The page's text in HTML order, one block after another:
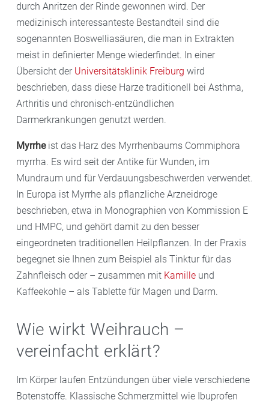
durch Anritzen der Rinde gewonnen wird. Der
medizinisch interessanteste Bestandteil sind die
sogenannten Boswelliasäuren, die man in Extrakten
meist in definierter Menge wiederfindet. In einer
Übersicht der Universitätsklinik Freiburg wird
beschrieben, dass diese Harze traditionell bei Asthma,
Arthritis und chronisch-entzündlichen
Darmerkrankungen genutzt werden.
Myrrheist das Harz des Myrrhenbaums Commiphora
myrrha. Es wird seit der Antike für Wunden, im
Mundraum und für Verdauungsbeschwerden verwendet.
In Europa ist Myrrhe als pflanzliche Arzneidroge
beschrieben, etwa in Monographien von Kommission E
und HMPC, und gehört damit zu den besser
eingeordneten traditionellen Heilpflanzen. In der Praxis
begegnet sie Ihnen zum Beispiel als Tinktur für das
Zahnfleisch oder – zusammen mit Kamille und
Kaffeekohle – als Tablette für Magen und Darm.
Wie wirkt Weihrauch –
vereinfacht erklärt?
Im Körper laufen Entzündungen über viele verschiedene
Botenstoffe. Klassische Schmerzmittel wie Ibuprofen